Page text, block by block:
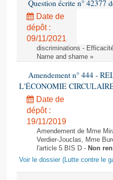
Question écrite n° 42377
Date de
dépôt :
09/11/2021
discriminations -
Name and shame »
Amendement n° 444 -
L'ÉCONOMIE CIRCULAIRE
Date de
dépôt :
19/11/2019
Amendement de Mme
Verdier-Jouclas, Mme
l'article 5 BIS D - Non
Voir le dossier (Lutte contre le